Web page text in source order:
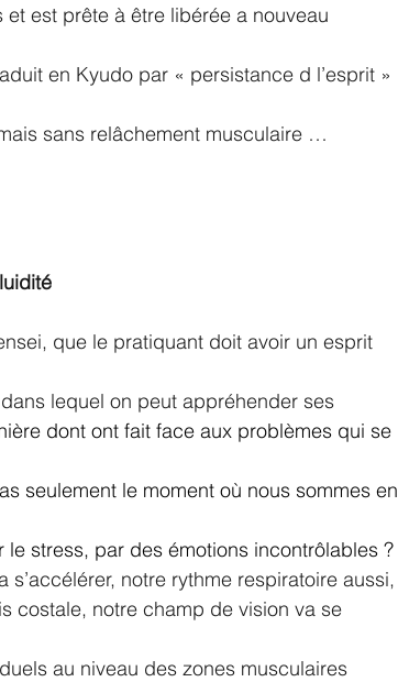
et est prête à être libérée a nouveau
en Kyudo par « persistance d l’esprit »
sans relâchement musculaire …
que le pratiquant doit avoir un esprit
lequel on peut appréhender ses
dont ont fait face aux problèmes qui se
seulement le moment où nous sommes en
stress, par des émotions incontrôlables ?
notre rythme respiratoire aussi,
costale, notre champ de vision va se
au niveau des zones musculaires